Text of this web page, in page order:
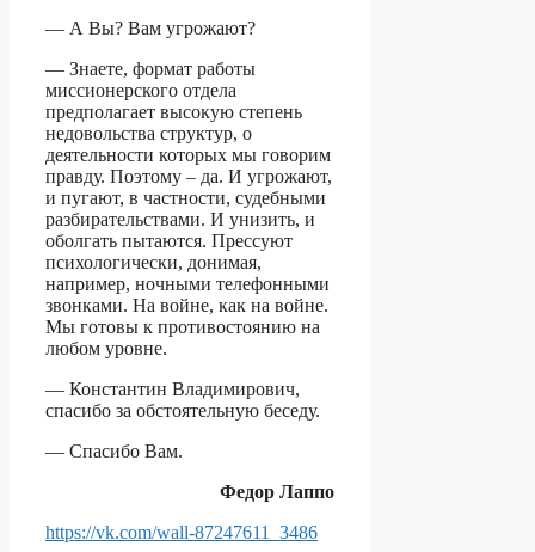
— А Вы? Вам угрожают?
— Знаете, формат работы
миссионерского отдела
предполагает высокую степень
недовольства структур, о
деятельности которых мы говорим
правду. Поэтому – да. И угрожают,
и пугают, в частности, судебными
разбирательствами. И унизить, и
оболгать пытаются. Прессуют
психологически, донимая,
например, ночными телефонными
звонками. На войне, как на войне.
Мы готовы к противостоянию на
любом уровне.
— Константин Владимирович,
спасибо за обстоятельную беседу.
— Спасибо Вам.
Федор Лаппо
https://vk.com/wall-87247611_3486